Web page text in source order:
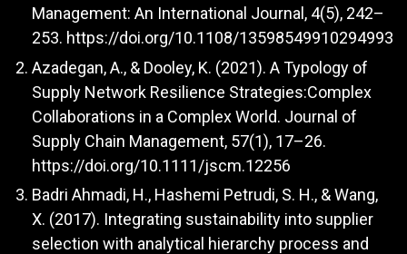
Management: An International Journal, 4(5), 242–
253. https://doi.org/10.1108/13598549910294993
Azadegan, A., & Dooley, K. (2021). A Typology of
Supply Network Resilience Strategies:Complex
Collaborations in a Complex World. Journal of
Supply Chain Management, 57(1), 17–26.
https://doi.org/10.1111/jscm.12256
Badri Ahmadi, H., Hashemi Petrudi, S. H., & Wang,
X. (2017). Integrating sustainability into supplier
selection with analytical hierarchy process and